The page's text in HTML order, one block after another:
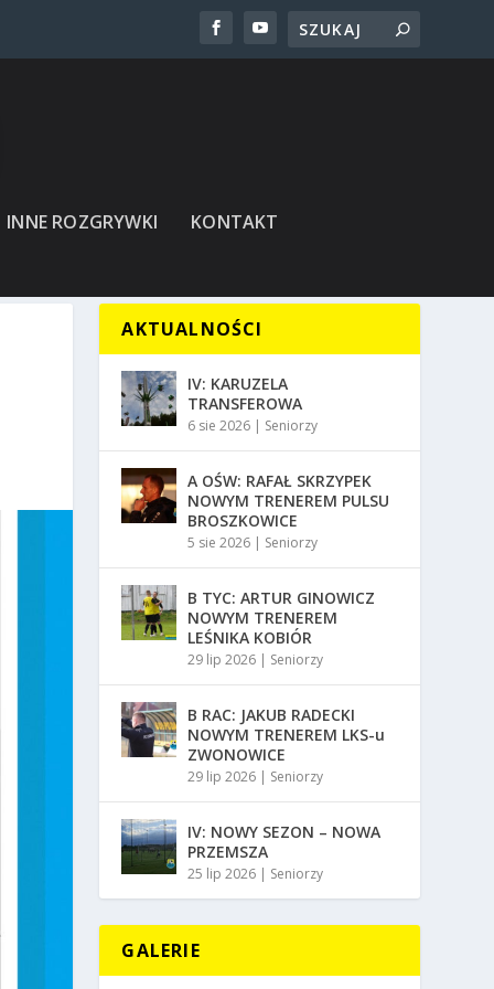
INNE ROZGRYWKI KONTAKT
AKTUALNOŚCI
IV: KARUZELA
TRANSFEROWA
6 sie 2026 | Seniorzy
A OŚW: RAFAŁ SKRZYPEK
NOWYM TRENEREM PULSU
BROSZKOWICE
5 sie 2026 | Seniorzy
B TYC: ARTUR GINOWICZ
NOWYM TRENEREM
LEŚNIKA KOBIÓR
29 lip 2026 | Seniorzy
B RAC: JAKUB RADECKI
NOWYM TRENEREM LKS-u
ZWONOWICE
29 lip 2026 | Seniorzy
IV: NOWY SEZON – NOWA
PRZEMSZA
25 lip 2026 | Seniorzy
GALERIE